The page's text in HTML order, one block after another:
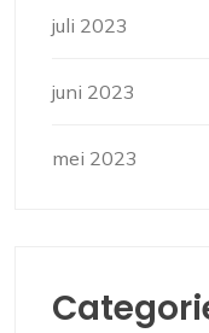
juli 2023
juni 2023
mei 2023